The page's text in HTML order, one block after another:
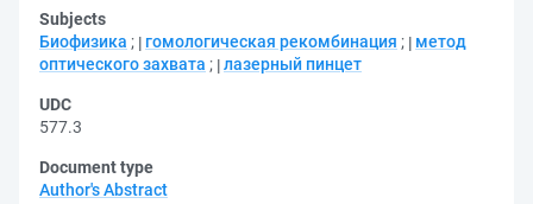
Subjects
Биофизика ; гомологическая рекомбинация ;
метод
оптического захвата ; лазерный пинцет
UDC
577.3
Document type
Author's Abstract